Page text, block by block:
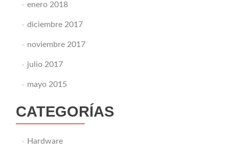
enero 2018
diciembre 2017
noviembre 2017
julio 2017
mayo 2015
CATEGORÍAS
Hardware